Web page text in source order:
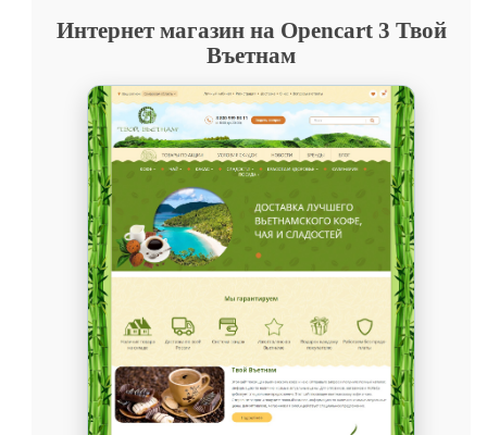
Интернет магазин на Opencart 3 Твой
Въетнам